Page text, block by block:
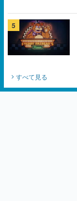
5
すべて見る